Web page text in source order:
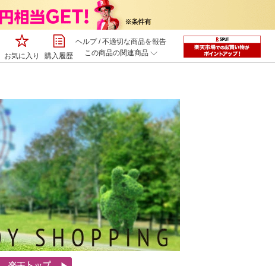
お気に入り 購入履歴
ヘルプ/不適切な商品を報告
この商品の関連商品